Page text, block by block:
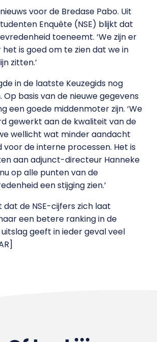
voor de Bredase Pabo. Uit
Enquête (NSE) blijkt dat
toeneemt. ‘We zijn er
is goed om te zien dat we in
zitten.’
in de laatste Keuzegids nog
Op basis van de nieuwe gegevens
een goede middenmoter zijn. ‘We
gewerkt aan de kwaliteit van de
wellicht wat minder aandacht
voor de interne processen. Het is
aan adjunct-directeur Hanneke
op alle punten van de
een stijging zien.’
dat de NSE-cijfers zich laat
een betere ranking in de
uitslag geeft in ieder geval veel